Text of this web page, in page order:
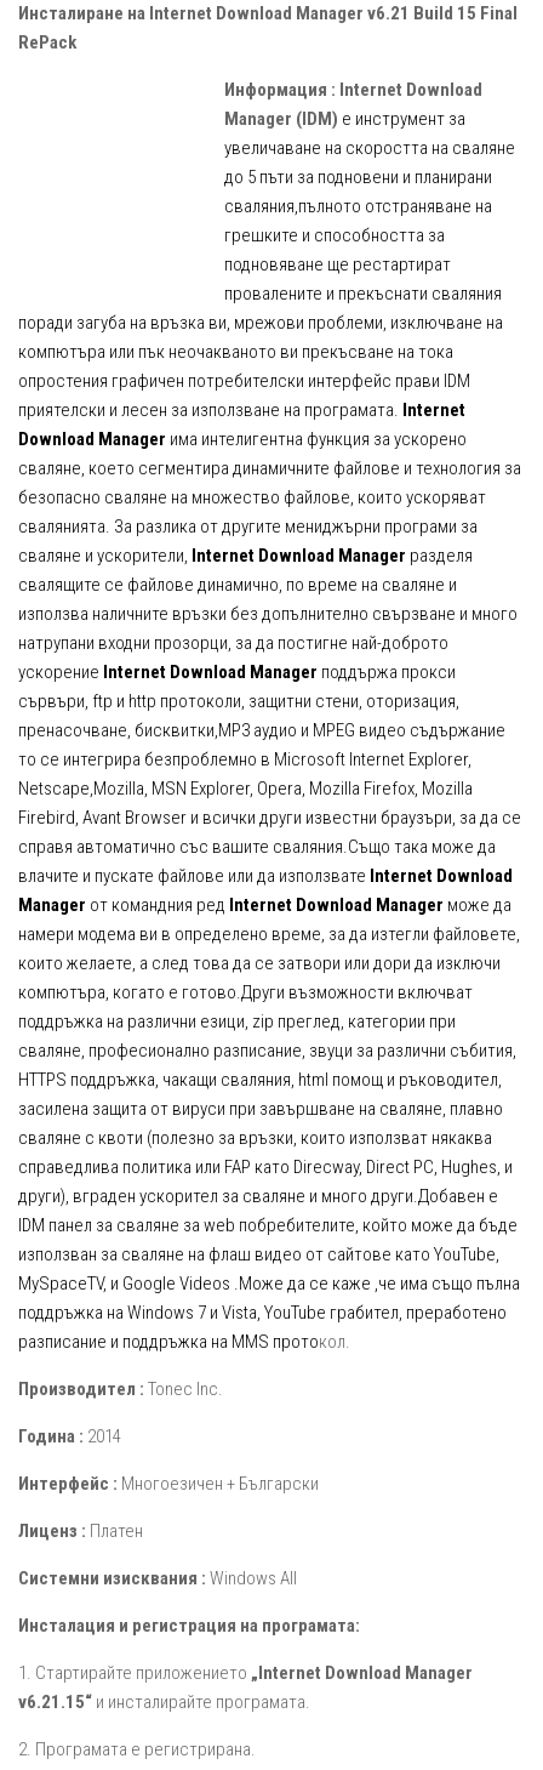
Инсталиране на Internet Download Manager v6.21 Build 15 Final
RePack
Информация : Internet Download
Manager (IDM) е инструмент за
увеличаване на скоростта на сваляне
до 5 пъти за подновени и планирани
сваляния,пълното отстраняване на
грешките и способността за
подновяване ще рестартират
провалените и прекъснати сваляния
поради загуба на връзка ви, мрежови проблеми, изключване на
компютъра или пък неочакваното ви прекъсване на тока
опростения графичен потребителски интерфейс прави IDM
приятелски и лесен за използване на програмата. Internet
Download Manager има интелигентна функция за ускорено
сваляне, което сегментира динамичните файлове и технология за
безопасно сваляне на множество файлове, които ускоряват
свалянията. За разлика от другите мениджърни програми за
сваляне и ускорители, Internet Download Manager разделя
свалящите се файлове динамично, по време на сваляне и
използва наличните връзки без допълнително свързване и много
натрупани входни прозорци, за да постигне най-доброто
ускорение Internet Download Manager поддържа прокси
сървъри, ftp и http протоколи, защитни стени, оторизация,
пренасочване, бисквитки,MP3 аудио и MPEG видео съдържание
то се интегрира безпроблемно в Microsoft Internet Explorer,
Netscape,Mozilla, MSN Explorer, Opera, Mozilla Firefox, Mozilla
Firebird, Avant Browser и всички други известни браузъри, за да се
справя автоматично със вашите сваляния.Също така може да
влачите и пускате файлове или да използвате Internet Download
Manager от командния ред Internet Download Manager може да
намери модема ви в определено време, за да изтегли файловете,
които желаете, а след това да се затвори или дори да изключи
компютъра, когато е готово.Други възможности включват
поддръжка на различни езици, zip преглед, категории при
сваляне, професионално разписание, звуци за различни събития,
HTTPS поддръжка, чакащи сваляния, html помощ и ръководител,
засилена защита от вируси при завършване на сваляне, плавно
сваляне с квоти (полезно за връзки, които използват някаква
справедлива политика или FAP като Direcway, Direct PC, Hughes, и
други), вграден ускорител за сваляне и много други.Добавен е
IDM панел за сваляне за web побребителите, който може да бъде
използван за сваляне на флаш видео от сайтове като YouTube,
MySpaceTV, и Google Videos .Може да се каже ,че има също пълна
поддръжка на Windows 7 и Vista, YouTube грабител, преработено
разписание и поддръжка на MMS протокол.
Производител : Tonec Inc.
Година : 2014
Интерфейс : Многоезичен + Български
Лиценз : Платен
Системни изисквания : Windows All
Инсталация и регистрация на програмата:
1. Стартирайте приложението „Internet Download Manager
v6.21.15“ и инсталирайте програмата.
2. Програмата е регистрирана.